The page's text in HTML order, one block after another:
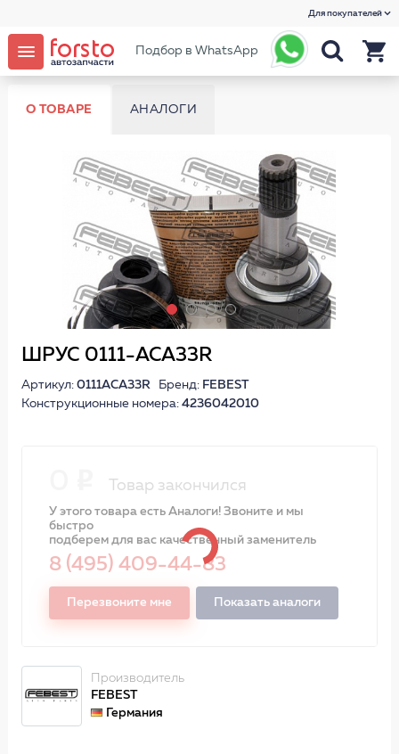
Для покупателей
Подбор в WhatsApp
О ТОВАРЕ АНАЛОГИ
ШРУС 0111-ACA33R
Артикул: 0111ACA33RБренд: FEBEST
Конструкционные номера: 4236042010
Товар закончился
У этого товара есть Аналоги! Звоните и мы
быстро
подберем для вас качественный заменитель
8 (495) 409-44-83
Перезвоните мне Показать аналоги
Производитель
FEBEST
Германия